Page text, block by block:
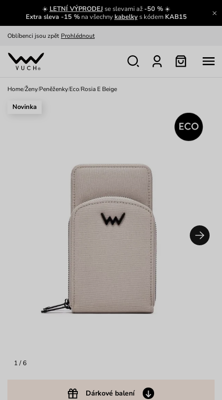
☀️ LETNÍ VÝPRODEJ se slevami až -50 %☀️
Extra sleva -15 %na všechnykabelkys kódem KAB15
Výměna a vrácení zdarma Zobrazit
Oblíbenci jsou zpět Prohlédnout
Nech se inspirovat
Home/Ženy/Peněženky/Eco/Rosia E Beige
1 / 6
Dárkové balení
Novinka